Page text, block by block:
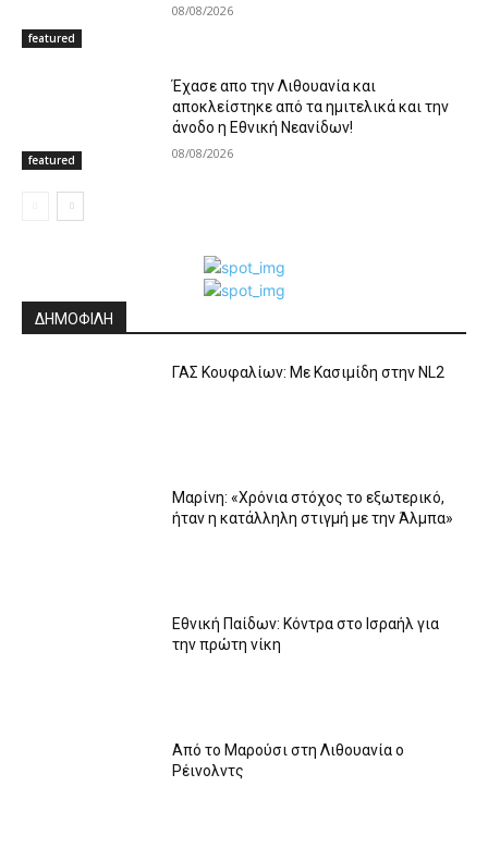
featured
08/08/2026
featured
Έχασε απο την Λιθουανία και
αποκλείστηκε από τα ημιτελικά και την
άνοδο η Εθνική Νεανίδων!
08/08/2026
ΔΗΜΟΦΙΛΗ
ΓΑΣ Κουφαλίων: Με Κασιμίδη στην NL2
Μαρίνη: «Χρόνια στόχος το εξωτερικό,
ήταν η κατάλληλη στιγμή με την Άλμπα»
Εθνική Παίδων: Κόντρα στο Ισραήλ για
την πρώτη νίκη
Από το Μαρούσι στη Λιθουανία ο
Ρέινολντς